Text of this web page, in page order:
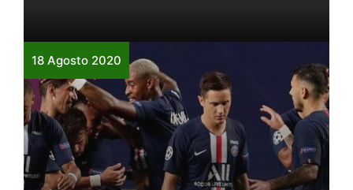
18 Agosto 2020